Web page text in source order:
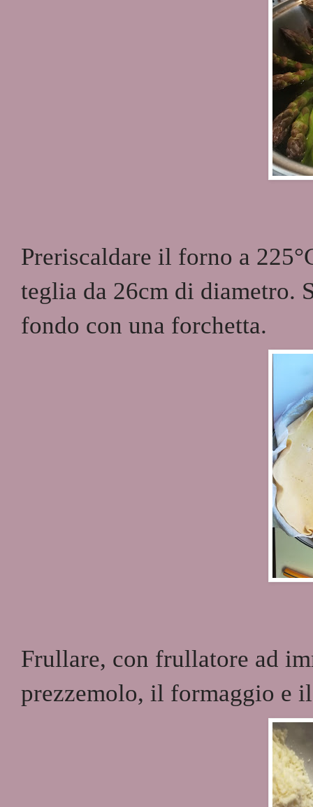
Preriscaldare il forno a
teglia da 26cm di diametro.
fondo con una forchetta.
Frullare, con frullatore ad
prezzemolo, il formaggio e